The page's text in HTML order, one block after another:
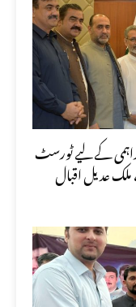
کے لیے ٹورسٹ
ملک عدیل اقبال